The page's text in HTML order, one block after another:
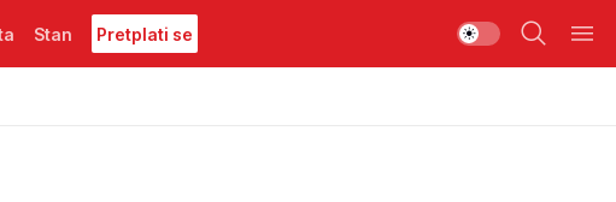
Stan Pretplati se